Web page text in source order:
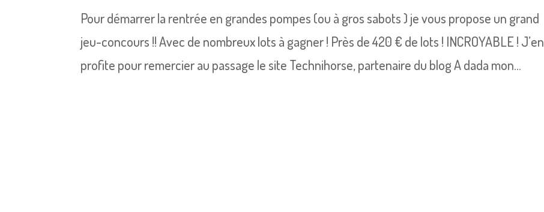
Pour démarrer la rentrée en grandes pompes (ou à gros sabots ) je vous propose un grand
jeu-concours !! Avec de nombreux lots à gagner ! Près de 420 € de lots ! INCROYABLE ! J’en
profite pour remercier au passage le site Technihorse, partenaire du blog A dada mon...